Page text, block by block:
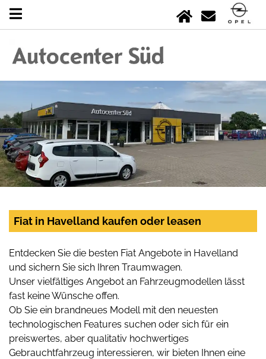
Fiat in Havelland kaufen oder leasen
Entdecken Sie die besten Fiat Angebote in Havelland
und sichern Sie sich Ihren Traumwagen.
Unser vielfältiges Angebot an Fahrzeugmodellen lässt
fast keine Wünsche offen.
Ob Sie ein brandneues Modell mit den neuesten
technologischen Features suchen oder sich für ein
preiswertes, aber qualitativ hochwertiges
Gebrauchtfahrzeug interessieren, wir bieten Ihnen eine